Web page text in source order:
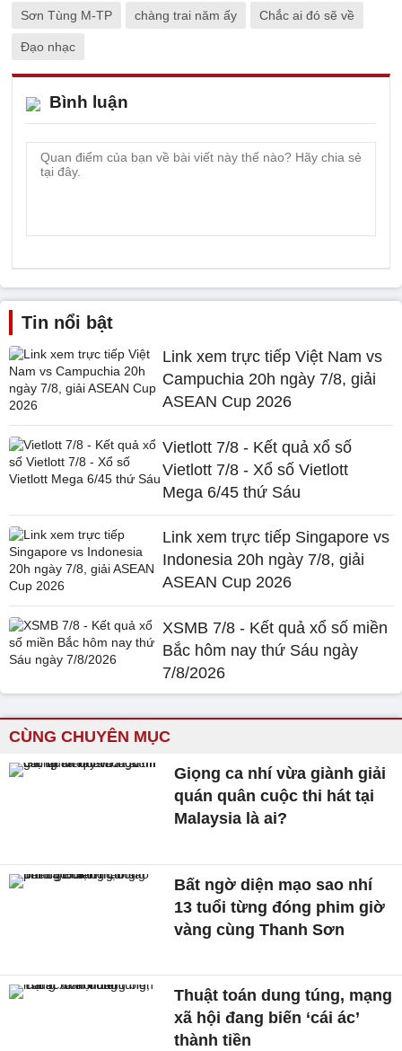
Sơn Tùng M-TP chàng trai năm ấy Chắc ai đó sẽ về
Đạo nhạc
Bình luận
Tin nổi bật
Link xem trực tiếp Việt Nam vs
Campuchia 20h ngày 7/8, giải
ASEAN Cup 2026
Vietlott 7/8 - Kết quả xổ số
Vietlott 7/8 - Xổ số Vietlott
Mega 6/45 thứ Sáu
Link xem trực tiếp Singapore vs
Indonesia 20h ngày 7/8, giải
ASEAN Cup 2026
XSMB 7/8 - Kết quả xổ số miền
Bắc hôm nay thứ Sáu ngày
7/8/2026
CÙNG CHUYÊN MỤC
Giọng ca nhí vừa giành giải
quán quân cuộc thi hát tại
Malaysia là ai?
Bất ngờ diện mạo sao nhí
13 tuổi từng đóng phim giờ
vàng cùng Thanh Sơn
Thuật toán dung túng, mạng
xã hội đang biến ‘cái ác’
thành tiền